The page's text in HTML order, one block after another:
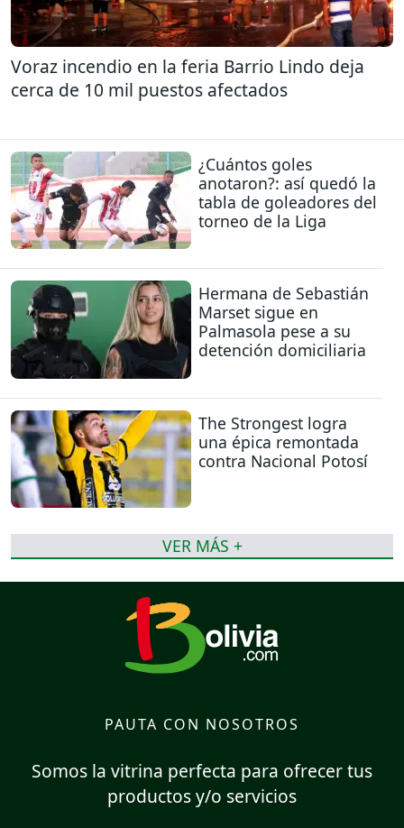
Voraz incendio en la feria Barrio Lindo deja
cerca de 10 mil puestos afectados
¿Cuántos goles
anotaron?: así quedó la
tabla de goleadores del
torneo de la Liga
Hermana de Sebastián
Marset sigue en
Palmasola pese a su
detención domiciliaria
The Strongest logra
una épica remontada
contra Nacional Potosí
VER MÁS +
PAUTA CON NOSOTROS
Somos la vitrina perfecta para ofrecer tus
productos y/o servicios